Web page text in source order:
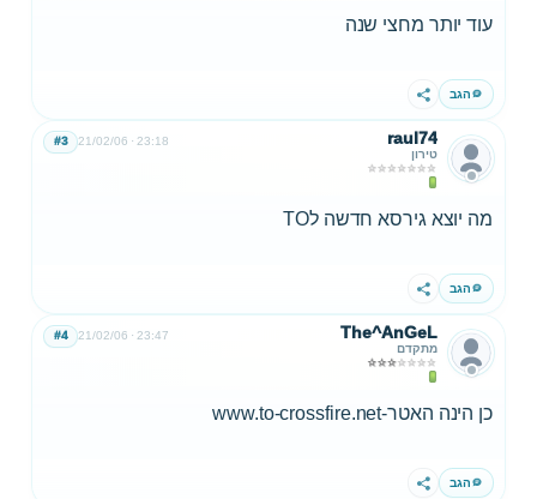
עוד יותר מחצי שנה
הגב שתף
raul74
טירון
21/02/06 23:18
#3
מה יוצא גירסא חדשה לTO
הגב שתף
The^AnGeL
מתקדם
21/02/06 23:47
#4
כן הינה האטר-www.to-crossfire.net
הגב שתף